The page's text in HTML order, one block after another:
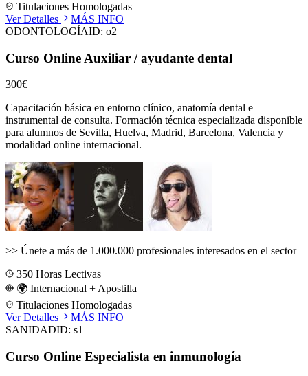
Titulaciones Homologadas
Ver Detalles
MÁS INFO
ODONTOLOGÍAID: o2
Curso Online Auxiliar / ayudante dental
300€
Capacitación básica en entorno clínico, anatomía dental e
instrumental de consulta. Formación técnica especializada disponible
para alumnos de Sevilla, Huelva, Madrid, Barcelona, Valencia y
modalidad online internacional.
>> Únete a más de 1.000.000 profesionales interesados en el sector
350 Horas Lectivas
🌍 Internacional + Apostilla
Titulaciones Homologadas
Ver Detalles
MÁS INFO
SANIDADID: s1
Curso Online Especialista en inmunología